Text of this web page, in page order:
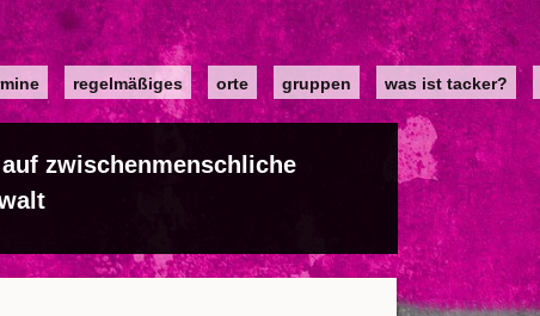
regelmäßiges orte gruppen was ist tacker?
zwischenmenschliche